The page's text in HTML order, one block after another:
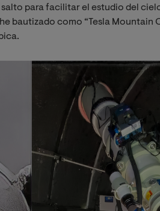
para facilitar el estudio del
bautizado como “Tesla Mountain
Image